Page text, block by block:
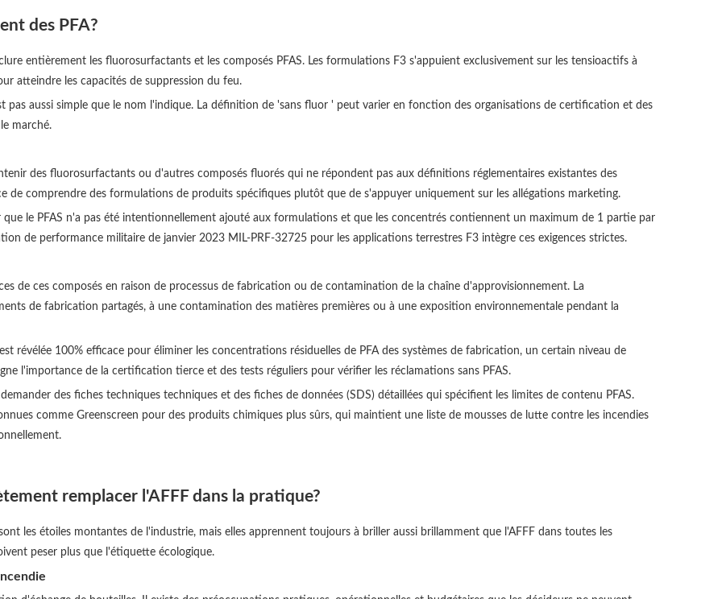
des PFA?
entièrement les fluorosurfactants et les composés PFAS. Les formulations F3 s'appuient exclusivement sur les tensioactifs à
atteindre les capacités de suppression du feu.
pas aussi simple que le nom l'indique. La définition de 'sans fluor ' peut varier en fonction des organisations de certification et des
marché.
des fluorosurfactants ou d'autres composés fluorés qui ne répondent pas aux définitions réglementaires existantes des
de comprendre des formulations de produits spécifiques plutôt que de s'appuyer uniquement sur les allégations marketing.
que le PFAS n'a pas été intentionnellement ajouté aux formulations et que les concentrés contiennent un maximum de 1 partie par
de performance militaire de janvier 2023 MIL-PRF-32725 pour les applications terrestres F3 intègre ces exigences strictes.
de ces composés en raison de processus de fabrication ou de contamination de la chaîne d'approvisionnement. La
de fabrication partagés, à une contamination des matières premières ou à une exposition environnementale pendant la
révélée 100% efficace pour éliminer les concentrations résiduelles de PFA des systèmes de fabrication, un certain niveau de
l'importance de la certification tierce et des tests réguliers pour vérifier les réclamations sans PFAS.
des fiches techniques techniques et des fiches de données (SDS) détaillées qui spécifient les limites de contenu PFAS.
comme Greenscreen pour des produits chimiques plus sûrs, qui maintient une liste de mousses de lutte contre les incendies
remplacer l'AFFF dans la pratique?
les étoiles montantes de l'industrie, mais elles apprennent toujours à briller aussi brillamment que l'AFFF dans toutes les
peser plus que l'étiquette écologique.